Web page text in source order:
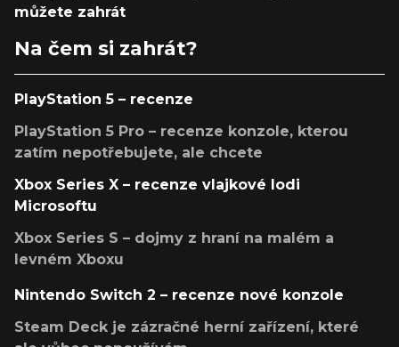
můžete zahrát
Na čem si zahrát?
PlayStation 5 – recenze
PlayStation 5 Pro – recenze konzole, kterou
zatím nepotřebujete, ale chcete
Xbox Series X – recenze vlajkové lodi
Microsoftu
Xbox Series S – dojmy z hraní na malém a
levném Xboxu
Nintendo Switch 2 – recenze nové konzole
Steam Deck je zázračné herní zařízení, které